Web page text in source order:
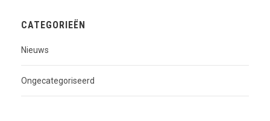
CATEGORIEËN
Nieuws
Ongecategoriseerd